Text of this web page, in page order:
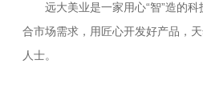
远大美业是一家用心“智”造的科
合市场需求，用匠心开发好产品，
人士。